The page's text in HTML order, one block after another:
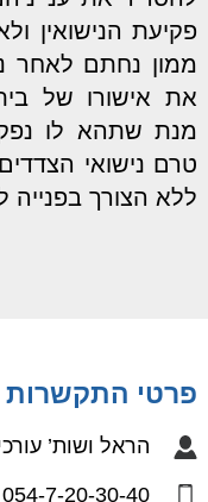
פקיעת הנישואין
ממון נחתם לאחר
את אישורו של
מנת שתהא לו
טרם נישואי
ללא הצורך
פרטי התקשרות
הראל ושות’
054-7-20-30-40